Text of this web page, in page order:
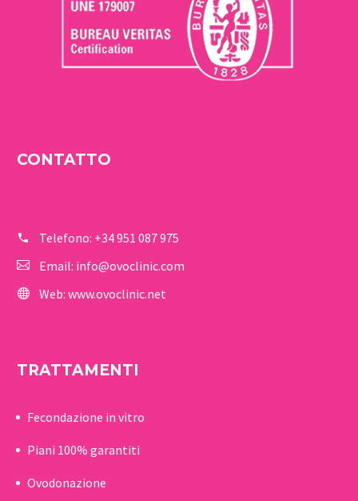
CONTATTO
Telefono: +34 951 087 975
Email: info@ovoclinic.com
Web: www.ovoclinic.net
TRATTAMENTI
Fecondazione in vitro
Piani 100% garantiti
Ovodonazione